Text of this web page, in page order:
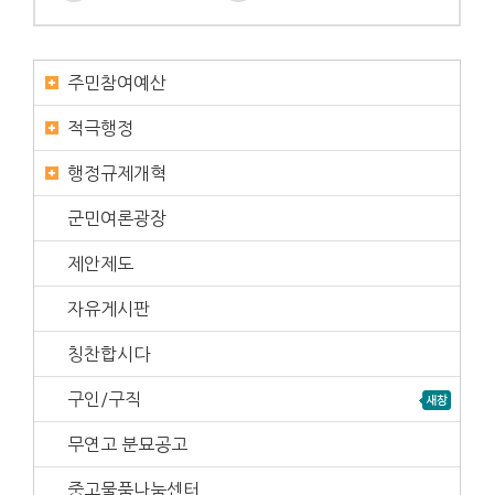
주민참여예산
적극행정
행정규제개혁
군민여론광장
제안제도
자유게시판
칭찬합시다
구인/구직
무연고 분묘공고
중고물품나눔센터